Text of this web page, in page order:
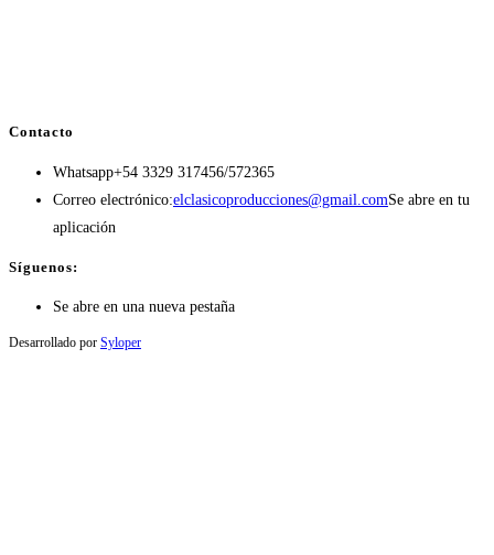
Contacto
Whatsapp+54 3329 317456/572365
Correo electrónico:elclasicoproducciones@gmail.comSe abre en tu
aplicación
Síguenos:
Se abre en una nueva pestaña
Desarrollado por Syloper